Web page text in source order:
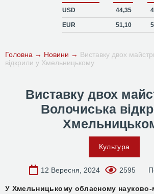
USD 44,35
EUR 51,10
Головна → Новини → Виставку двох
відкрили у Хмельницькому
Виставку двох
Волочиська
Культура
12 Вересня, 2024 2595
У Хмельницькому обласному